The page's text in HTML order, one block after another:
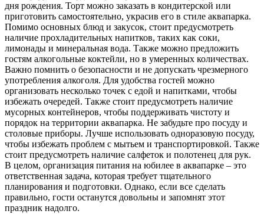
дня рождения. Торт можно заказать в кондитерской или
приготовить самостоятельно, украсив его в стиле аквапарка.
Помимо основных блюд и закусок, стоит предусмотреть
наличие прохладительных напитков, таких как соки,
лимонады и минеральная вода. Также можно предложить
гостям алкогольные коктейли, но в умеренных количествах.
Важно помнить о безопасности и не допускать чрезмерного
употребления алкоголя. Для удобства гостей можно
организовать несколько точек с едой и напитками, чтобы
избежать очередей. Также стоит предусмотреть наличие
мусорных контейнеров, чтобы поддерживать чистоту и
порядок на территории аквапарка. Не забудьте про посуду и
столовые приборы. Лучше использовать одноразовую посуду,
чтобы избежать проблем с мытьем и транспортировкой. Также
стоит предусмотреть наличие салфеток и полотенец для рук.
В целом, организация питания на юбилее в аквапарке – это
ответственная задача, которая требует тщательного
планирования и подготовки. Однако, если все сделать
правильно, гости останутся довольны и запомнят этот
праздник надолго.